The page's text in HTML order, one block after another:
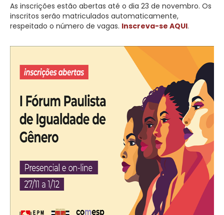
As inscrições estão abertas até o dia 23 de novembro. Os
inscritos serão matriculados automaticamente,
respeitado o número de vagas. Inscreva-se AQUI.